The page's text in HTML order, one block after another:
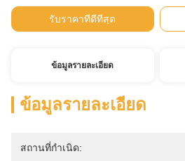
รับราคาที่ดีที่สุด
ข้อมูลรายละเอียด
ข้อมูลรายละเอียด
สถานที่กำเนิด: